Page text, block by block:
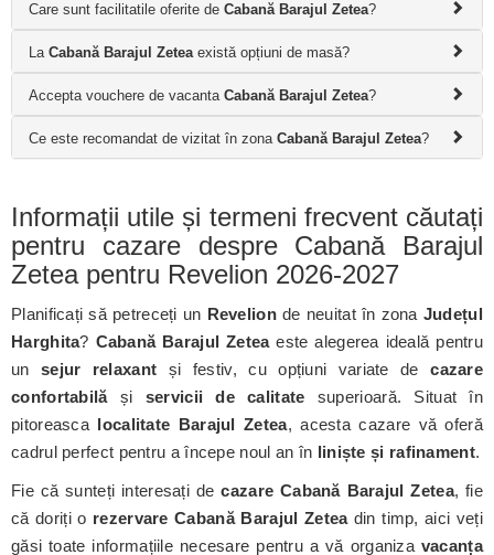
Care sunt facilitatile oferite de Cabană Barajul Zetea?
La Cabană Barajul Zeteaexistă opțiuni de masă?
Accepta vouchere de vacanta Cabană Barajul Zetea?
Ce este recomandat de vizitat în zona Cabană Barajul Zetea?
Informații utile și termeni frecvent căutați
pentru cazare despre Cabană Barajul
Zetea pentru Revelion 2026-2027
Planificați să petreceți un Revelionde neuitat în zona Județul
Harghita? Cabană Barajul Zeteaeste alegerea ideală pentru
un sejur relaxant și festiv, cu opțiuni variate decazare
confortabilăși servicii de calitate superioară. Situat în
pitoreasca localitate Barajul Zetea, acesta cazare vă oferă
cadrul perfect pentru a începe noul an în liniște și rafinament.
Fie că sunteți interesați decazare Cabană Barajul Zetea, fie
că doriți o rezervare Cabană Barajul Zeteadin timp, aici veți
găsi toate informațiile necesare pentru a vă organiza vacanța